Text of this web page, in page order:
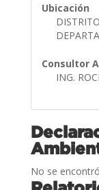
Ubicación
Consultor
ING.
No se